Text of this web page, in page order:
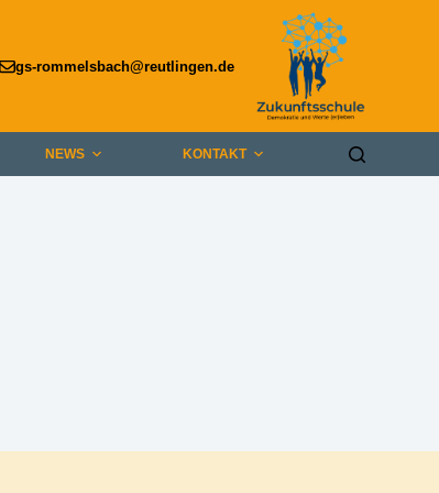
gs-rommelsbach@reutlingen.de
NEWS KONTAKT